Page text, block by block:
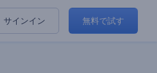
サインイン 無料で試す